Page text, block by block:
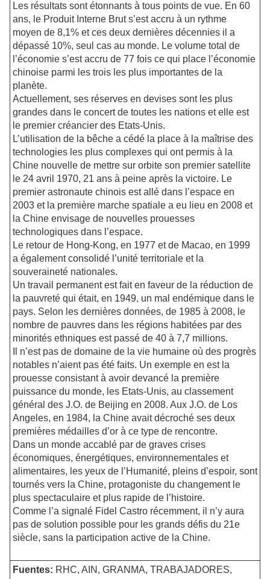
Les résultats sont étonnants à tous points de vue. En 60
ans, le Produit Interne Brut s’est accru à un rythme
moyen de 8,1% et ces deux dernières décennies il a
dépassé 10%, seul cas au monde. Le volume total de
l’économie s’est accru de 77 fois ce qui place l’économie
chinoise parmi les trois les plus importantes de la
planète.
Actuellement, ses réserves en devises sont les plus
grandes dans le concert de toutes les nations et elle est
le premier créancier des Etats-Unis.
L’utilisation de la bêche a cédé la place à la maîtrise des
technologies les plus complexes qui ont permis à la
Chine nouvelle de mettre sur orbite son premier satellite
le 24 avril 1970, 21 ans à peine après la victoire. Le
premier astronaute chinois est allé dans l’espace en
2003 et la première marche spatiale a eu lieu en 2008 et
la Chine envisage de nouvelles prouesses
technologiques dans l’espace.
Le retour de Hong-Kong, en 1977 et de Macao, en 1999
a également consolidé l’unité territoriale et la
souveraineté nationales.
Un travail permanent est fait en faveur de la réduction de
la pauvreté qui était, en 1949, un mal endémique dans le
pays. Selon les dernières données, de 1985 à 2008, le
nombre de pauvres dans les régions habitées par des
minorités ethniques est passé de 40 à 7,7 millions.
Il n’est pas de domaine de la vie humaine où des progrès
notables n’aient pas été faits. Un exemple en est la
prouesse consistant à avoir devancé la première
puissance du monde, les Etats-Unis, au classement
général des J.O. de Beijing en 2008. Aux J.O. de Los
Angeles, en 1984, la Chine avait décroché ses deux
premières médailles d’or à ce type de rencontre.
Dans un monde accablé par de graves crises
économiques, énergétiques, environnementales et
alimentaires, les yeux de l’Humanité, pleins d’espoir, sont
tournés vers la Chine, protagoniste du changement le
plus spectaculaire et plus rapide de l’histoire.
Comme l’a signalé Fidel Castro récemment, il n’y aura
pas de solution possible pour les grands défis du 21e
siècle, sans la participation active de la Chine.
Fuentes: RHC, AIN, GRANMA, TRABAJADORES,